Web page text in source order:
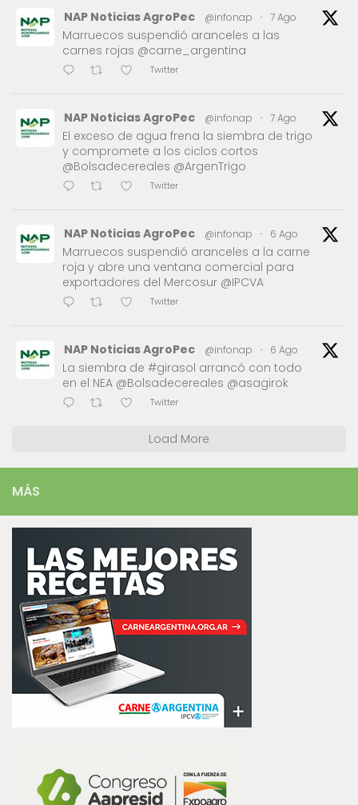
NAP Noticias AgroPec @infonap · 7 Ago
Marruecos suspendió aranceles a las
carnes rojas @carne_argentina
Twitter
NAP Noticias AgroPec @infonap · 7 Ago
El exceso de agua frena la siembra de trigo
y compromete a los ciclos cortos
@Bolsadecereales @ArgenTrigo
Twitter
NAP Noticias AgroPec @infonap · 6 Ago
Marruecos suspendió aranceles a la carne
roja y abre una ventana comercial para
exportadores del Mercosur @IPCVA
Twitter
NAP Noticias AgroPec @infonap · 6 Ago
La siembra de #girasol arrancó con todo
en el NEA @Bolsadecereales @asagirok
Twitter
Load More
MÁS